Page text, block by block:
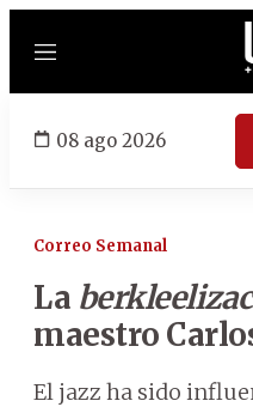
Menú
08 ago 2026
Correo Semanal
La
maestro
El jazz ha sido